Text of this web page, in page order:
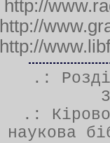
http://
http://
http://
.:
.:
наукова